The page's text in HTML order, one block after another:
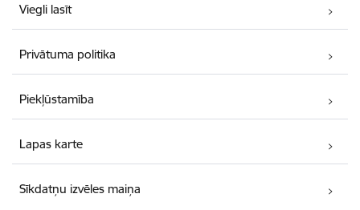
Viegli lasīt
Privātuma politika
Piekļūstamība
Lapas karte
Sīkdatņu izvēles maiņa